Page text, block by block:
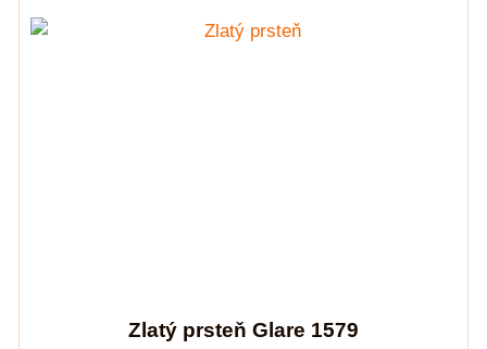
Zlatý prsteň Glare 1579